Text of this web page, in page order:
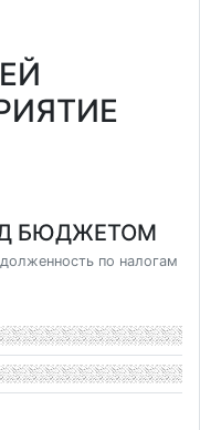
БЮДЖЕТОМ
по налогам